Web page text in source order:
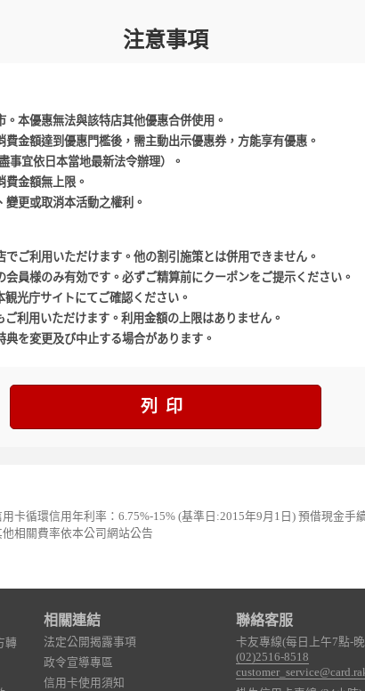
注意事項
本優惠無法與該特店其他優惠合併使用。
金額達到優惠門檻後，需主動出示優惠券，方能享有優惠。
事宜依日本當地最新法令辦理）。
金額無上限。
更或取消本活動之權利。
ご利用いただけます。他の割引施策とは併用できません。
員様のみ有効です。必ずご精算前にクーポンをご提示ください。
光庁サイトにてご確認ください。
利用いただけます。利用金額の上限はありません。
を変更及び中止する場合があります。
列印
用卡循環信用年利率：6.75%-15% (基準日:2015年9月1日) 預借現金手
他相關費率依本公司網站公告
轉
相關連結
法定公開揭露事項
政令宣導專區
信用卡使用須知
聯絡客服
卡友專線(每日上午7點-
(02)2516-8518